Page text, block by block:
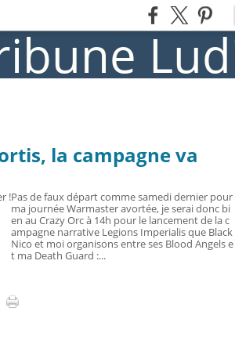
la campagne va
Pas de faux départ comme samedi dernier pour
ma journée Warmaster avortée, je serai donc bi
en au Crazy Orc à 14h pour le lancement de la c
ampagne narrative Legions Imperialis que Black
Nico et moi organisons entre ses Blood Angels e
t ma Death Guard :...